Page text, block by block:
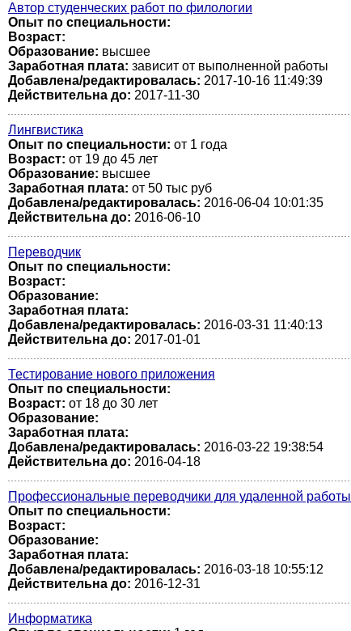
Автор студенческих работ по филологии
Опыт по специальности:
Возраст:
Образование: высшее
Заработная плата: зависит от выполненной работы
Добавлена/редактировалась: 2017-10-16 11:49:39
Действительна до: 2017-11-30
Лингвистика
Опыт по специальности: от 1 года
Возраст: от 19 до 45 лет
Образование: высшее
Заработная плата: от 50 тыс руб
Добавлена/редактировалась: 2016-06-04 10:01:35
Действительна до: 2016-06-10
Переводчик
Опыт по специальности:
Возраст:
Образование:
Заработная плата:
Добавлена/редактировалась: 2016-03-31 11:40:13
Действительна до: 2017-01-01
Тестирование нового приложения
Опыт по специальности:
Возраст: от 18 до 30 лет
Образование:
Заработная плата:
Добавлена/редактировалась: 2016-03-22 19:38:54
Действительна до: 2016-04-18
Профессиональные переводчики для удаленной работы
Опыт по специальности:
Возраст:
Образование:
Заработная плата:
Добавлена/редактировалась: 2016-03-18 10:55:12
Действительна до: 2016-12-31
Информатика